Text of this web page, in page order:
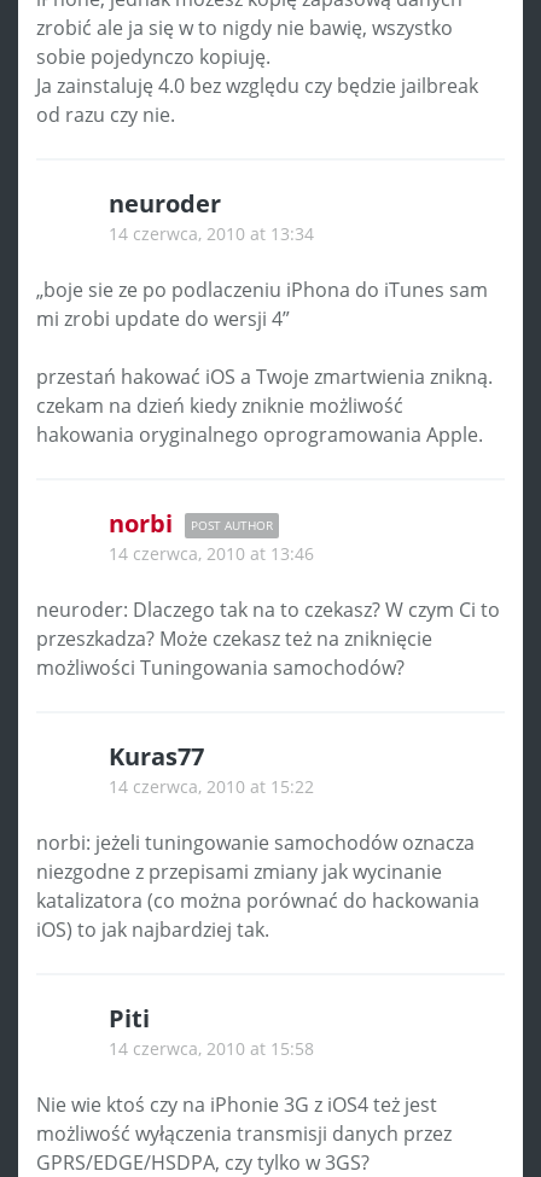
zrobić ale ja się w to nigdy nie bawię, wszystko
sobie pojedynczo kopiuję.
Ja zainstaluję 4.0 bez względu czy będzie jailbreak
od razu czy nie.
neuroder
14 czerwca, 2010 at 13:34
„boje sie ze po podlaczeniu iPhona do iTunes sam
mi zrobi update do wersji 4”
przestań hakować iOS a Twoje zmartwienia znikną.
czekam na dzień kiedy zniknie możliwość
hakowania oryginalnego oprogramowania Apple.
norbi POST AUTHOR
14 czerwca, 2010 at 13:46
neuroder: Dlaczego tak na to czekasz? W czym Ci to
przeszkadza? Może czekasz też na zniknięcie
możliwości Tuningowania samochodów?
Kuras77
14 czerwca, 2010 at 15:22
norbi: jeżeli tuningowanie samochodów oznacza
niezgodne z przepisami zmiany jak wycinanie
katalizatora (co można porównać do hackowania
iOS) to jak najbardziej tak.
Piti
14 czerwca, 2010 at 15:58
Nie wie ktoś czy na iPhonie 3G z iOS4 też jest
możliwość wyłączenia transmisji danych przez
GPRS/EDGE/HSDPA, czy tylko w 3GS?